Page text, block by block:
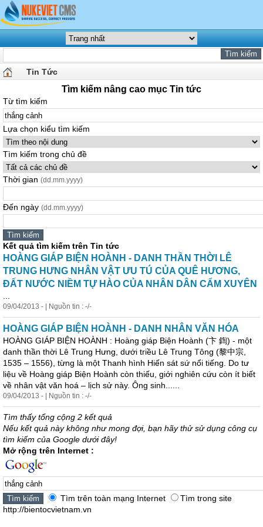
Tin Tức
Tìm kiếm nâng cao mục Tin tức
Từ tìm kiếm
Lựa chọn kiểu tìm kiếm
Tìm kiếm trong chủ đề
Thời gian (dd.mm.yyyy)
Đến ngày (dd.mm.yyyy)
Kết quả tìm kiếm trên Tin tức
HOÀNG GIÁP BIỆN HOÀNH - DANH THẦN THỜI LÊ
TRUNG HƯNG NHÂN VẬT ƯU TÚ CỦA QUÊ HƯƠNG,
ĐẤT NƯỚC NIỀM TỰ HÀO CỦA NHÂN DÂN CẨM XUYÊN
09/04/2013 - | Nguồn tin : -/-
HOÀNG GIÁP BIỆN HOÀNH - DANH NHÂN VĂN HÓA
HOÀNG GIÁP BIỆN HOÀNH : Hoàng giáp Biện Hoành (卞 鍧) - một
danh thần thời Lê Trung Hưng, dưới triều Lê Trung Tông (黎中宗,
1535 – 1556), từng là một Thanh hình Hiến sát sứ nổi tiếng. Do tư
liệu về Hoàng giáp Biện Hoành còn thiếu, giới nghiên cứu còn ít biết
về nhân vật văn hoá – lịch sử này. Ông sinh......
09/04/2013 - | Nguồn tin : -/-
Tìm thấy tổng cộng 2 kết quả
Nếu kết quả này không như mong đợi, bạn hãy thử sử dụng công cụ
tìm kiếm của Google dưới đây!
Mở rộng trên Internet :
Tìm trên toàn mạng Internet
Tìm trong site
http://bientocvietnam.vn